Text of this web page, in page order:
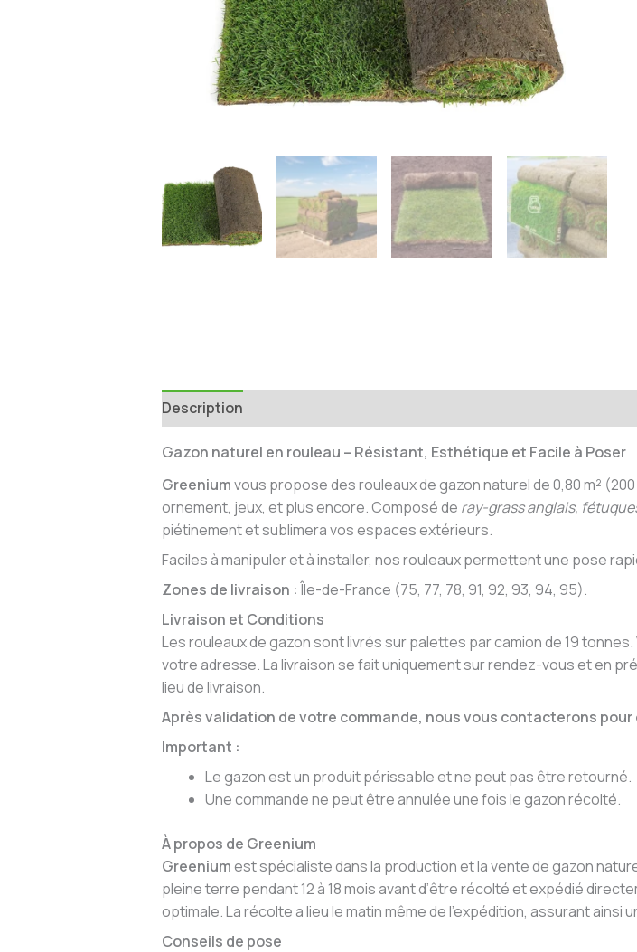
Description
Gazon naturel en rouleau – Résistant, Esthétique et Facile à Poser
Greeniumvous propose des rouleaux de gazon naturel de 0,80 m²
ornement, jeux, et plus encore. Composé de ray-grass anglais,
piétinement et sublimera vos espaces extérieurs.
Faciles à manipuler et à installer, nos rouleaux permettent une pose
Zones de livraison :Île-de-France (75, 77, 78, 91, 92, 93, 94, 95).
Livraison et Conditions
Les rouleaux de gazon sont livrés sur palettes par camion de 19
votre adresse. La livraison se fait uniquement sur rendez-vous et en
lieu de livraison.
Après validation de votre commande, nous vous contacterons pour
Important :
Le gazon est un produit périssable et ne peut pas être retourné.
Une commande ne peut être annulée une fois le gazon récolté.
À propos de Greenium
Greeniumest spécialiste dans la production et la vente de gazon
pleine terre pendant 12 à 18 mois avant d’être récolté et expédié
optimale. La récolte a lieu le matin même de l’expédition, assurant ainsi
Conseils de pose